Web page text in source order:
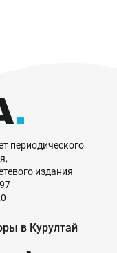
периодического
издания
в Курултай